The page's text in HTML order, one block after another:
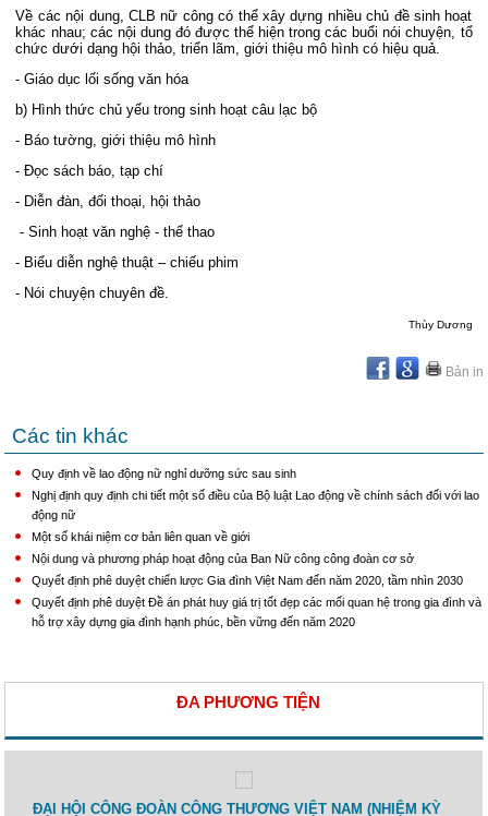
Về các nội dung, CLB nữ công có thể xây dựng nhiều chủ đề sinh hoạt
khác nhau; các nội dung đó được thể hiện trong các buổi nói chuyện, tổ
chức dưới dạng hội thảo, triển lãm, giới thiệu mô hình có hiệu quả.
- Giáo dục lối sống văn hóa
b) Hình thức chủ yếu trong sinh hoạt câu lạc bộ
- Báo tường, giới thiệu mô hình
- Đọc sách báo, tạp chí
- Diễn đàn, đối thoại, hội thảo
- Sinh hoạt văn nghệ - thể thao
- Biểu diễn nghệ thuật – chiếu phim
- Nói chuyện chuyên đề.
Thùy Dương
Bản in
Các tin khác
Quy định về lao động nữ nghỉ dưỡng sức sau sinh
Nghị định quy định chi tiết một số điều của Bộ luật Lao động về chính sách đối với lao
động nữ
Một số khái niệm cơ bản liên quan về giới
Nội dung và phương pháp hoạt động của Ban Nữ công công đoàn cơ sở
Quyết định phê duyệt chiến lược Gia đình Việt Nam đến năm 2020, tầm nhìn 2030
Quyết định phê duyệt Đề án phát huy giá trị tốt đẹp các mối quan hệ trong gia đình và
hỗ trợ xây dựng gia đình hạnh phúc, bền vững đến năm 2020
ĐA PHƯƠNG TIỆN
ĐẠI HỘI CÔNG ĐOÀN CÔNG THƯƠNG VIỆT NAM (NHIỆM KỲ